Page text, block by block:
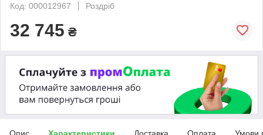
Код: 000012967
Роздріб
32 745 ₴